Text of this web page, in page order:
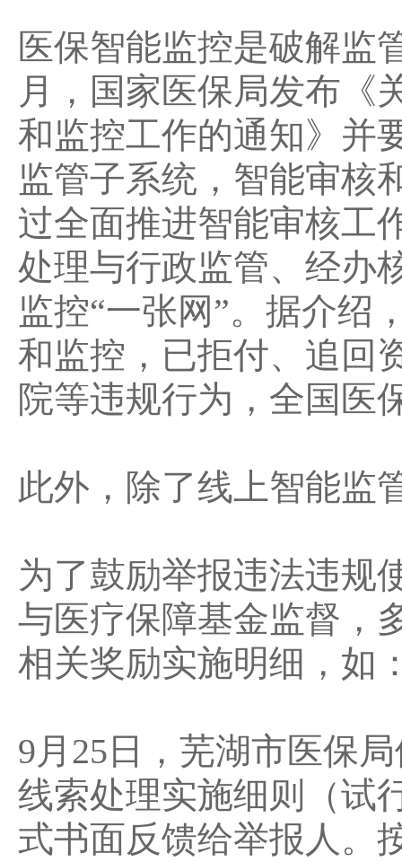
医保智能监控是破解监
月，国家医保局发布《
和监控工作的通知》并
监管子系统，智能审核
过全面推进智能审核工
处理与行政监管、经办
监控“一张网”。据介绍
和监控，已拒付、追回
院等违规行为，全国医
此外，除了线上智能监
为了鼓励举报违法违规
与医疗保障基金监督，
相关奖励实施明细，如
9月25日，芜湖市医保
线索处理实施细则（试
式书面反馈给举报人。